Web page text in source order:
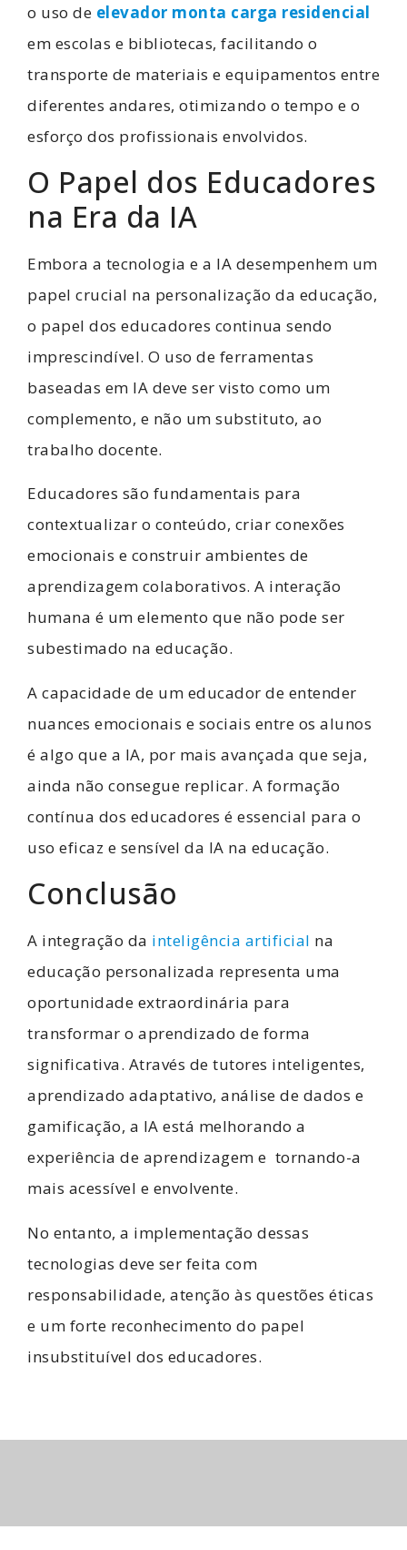
o uso de elevador monta carga residencial
em escolas e bibliotecas, facilitando o
transporte de materiais e equipamentos entre
diferentes andares, otimizando o tempo e o
esforço dos profissionais envolvidos.
O Papel dos Educadores
na Era da IA
Embora a tecnologia e a IA desempenhem um
papel crucial na personalização da educação,
o papel dos educadores continua sendo
imprescindível. O uso de ferramentas
baseadas em IA deve ser visto como um
complemento, e não um substituto, ao
trabalho docente.
Educadores são fundamentais para
contextualizar o conteúdo, criar conexões
emocionais e construir ambientes de
aprendizagem colaborativos. A interação
humana é um elemento que não pode ser
subestimado na educação.
A capacidade de um educador de entender
nuances emocionais e sociais entre os alunos
é algo que a IA, por mais avançada que seja,
ainda não consegue replicar. A formação
contínua dos educadores é essencial para o
uso eficaz e sensível da IA na educação.
Conclusão
A integração da inteligência artificial na
educação personalizada representa uma
oportunidade extraordinária para
transformar o aprendizado de forma
significativa. Através de tutores inteligentes,
aprendizado adaptativo, análise de dados e
gamificação, a IA está melhorando a
experiência de aprendizagem e tornando-a
mais acessível e envolvente.
No entanto, a implementação dessas
tecnologias deve ser feita com
responsabilidade, atenção às questões éticas
e um forte reconhecimento do papel
insubstituível dos educadores.